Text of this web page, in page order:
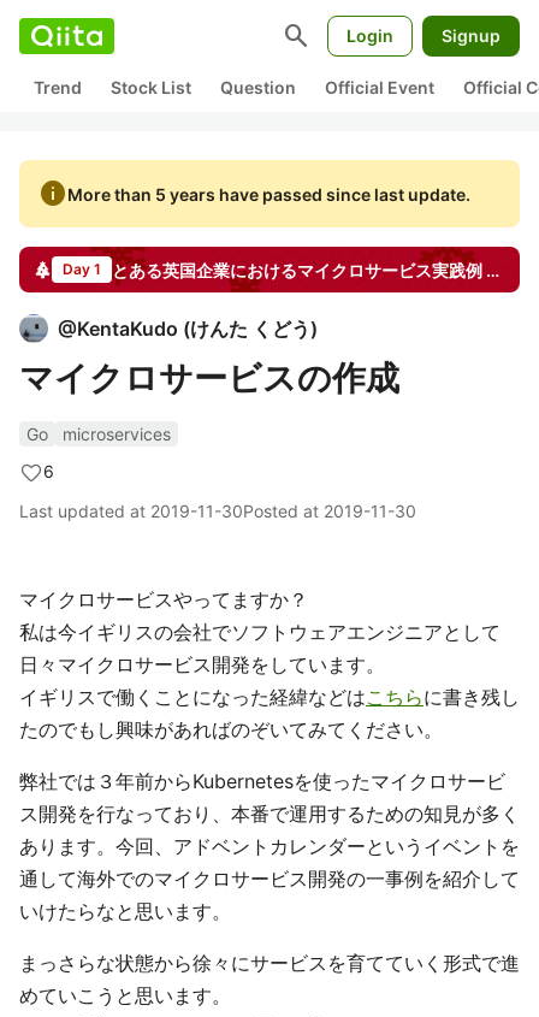
search Login Signup
Trend Stock List Question Official Event Official
infoMore than 5 years have passed since last update.
Day 1 とある英国企業におけるマイクロサービス実践例Advent Calendar
@KentaKudo (けんた くどう)
マイクロサービスの作成
Go
microservices
6
Last updated at 2019-11-30Posted at 2019-11-30
マイクロサービスやってますか？
私は今イギリスの会社でソフトウェアエンジニアとして
日々マイクロサービス開発をしています。
イギリスで働くことになった経緯などはこちらに書き残し
たのでもし興味があればのぞいてみてください。
弊社では３年前からKubernetesを使ったマイクロサービ
ス開発を行なっており、本番で運用するための知見が多く
あります。今回、アドベントカレンダーというイベントを
通して海外でのマイクロサービス開発の一事例を紹介して
いけたらなと思います。
まっさらな状態から徐々にサービスを育てていく形式で進
めていこうと思います。